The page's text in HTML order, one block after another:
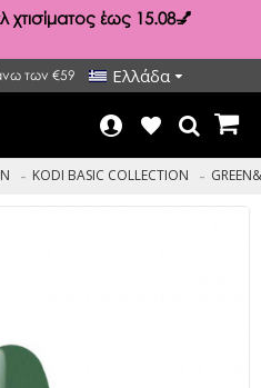
χτισίματος έως 15.08💅
των €59 Ελλάδα
KODI BASIC COLLECTION